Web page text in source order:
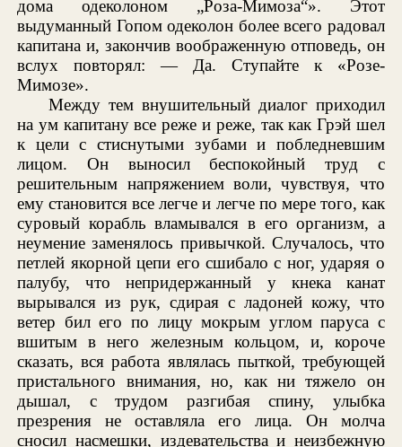
дома одеколоном „Роза-Мимоза“». Этот
выдуманный Гопом одеколон более всего радовал
капитана и, закончив воображенную отповедь, он
вслух повторял: — Да. Ступайте к «Розе-
Мимозе».
Между тем внушительный диалог приходил
на ум капитану все реже и реже, так как Грэй шел
к цели с стиснутыми зубами и побледневшим
лицом. Он выносил беспокойный труд с
решительным напряжением воли, чувствуя, что
ему становится все легче и легче по мере того, как
суровый корабль вламывался в его организм, а
неумение заменялось привычкой. Случалось, что
петлей якорной цепи его сшибало с ног, ударяя о
палубу, что непридержанный у кнека канат
вырывался из рук, сдирая с ладоней кожу, что
ветер бил его по лицу мокрым углом паруса с
вшитым в него железным кольцом, и, короче
сказать, вся работа являлась пыткой, требующей
пристального внимания, но, как ни тяжело он
дышал, с трудом разгибая спину, улыбка
презрения не оставляла его лица. Он молча
сносил насмешки, издевательства и неизбежную